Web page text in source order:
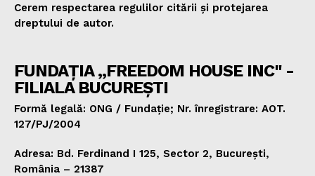
Cerem respectarea regulilor citării și protejarea
dreptului de autor.
FUNDAȚIA „FREEDOM HOUSE INC" -
FILIALA BUCUREȘTI
Formă legală: ONG / Fundație; Nr. înregistrare: AOT.
127/PJ/2004
Adresa: Bd. Ferdinand I 125, Sector 2, București,
România – 21387